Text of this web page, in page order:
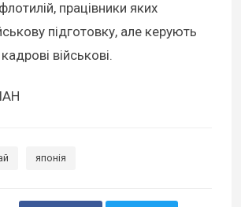
працівники яких
підготовку, але керують
військові.
японія